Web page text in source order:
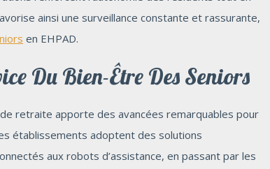
ainsi une surveillance constante et rassurante,
en EHPAD.
Du Bien-Être Des Seniors
retraite apporte des avancées remarquables pour
établissements adoptent des solutions
aux robots d’assistance, en passant par les